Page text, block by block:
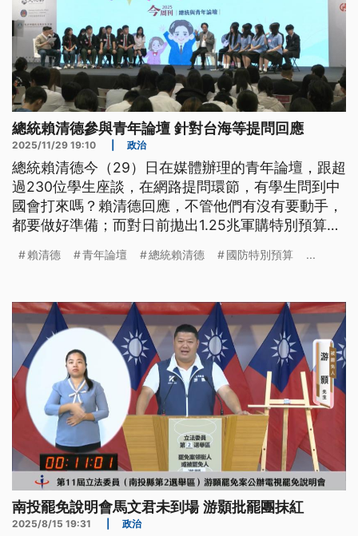
總統賴清德參與青年論壇 針對台海等提問回應
2025/11/29 19:10 政治
總統賴清德今（29）日在媒體辦理的青年論壇，跟超
過230位學生座談，在網路提問環節，有學生問到中
國會打來嗎？賴清德回應，不管他們有沒有要動手，
都要做好準備；而對日前拋出1.25兆軍購特別預算，
示，只要朝野黨團形成共識，程序符合憲政規範，願
賴清德 青年論壇 總統賴清德 國防特別預算 ...
南投罷免說明會馬文君未到場 游顥批罷團抹紅
2025/8/15 19:31 政治